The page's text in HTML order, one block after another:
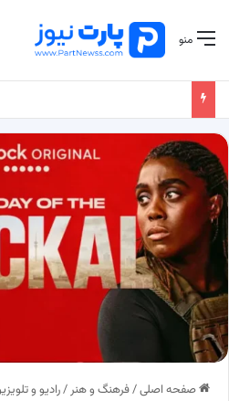
منو
صفحه اصلی/فرهنگ و هنر/رادیو و